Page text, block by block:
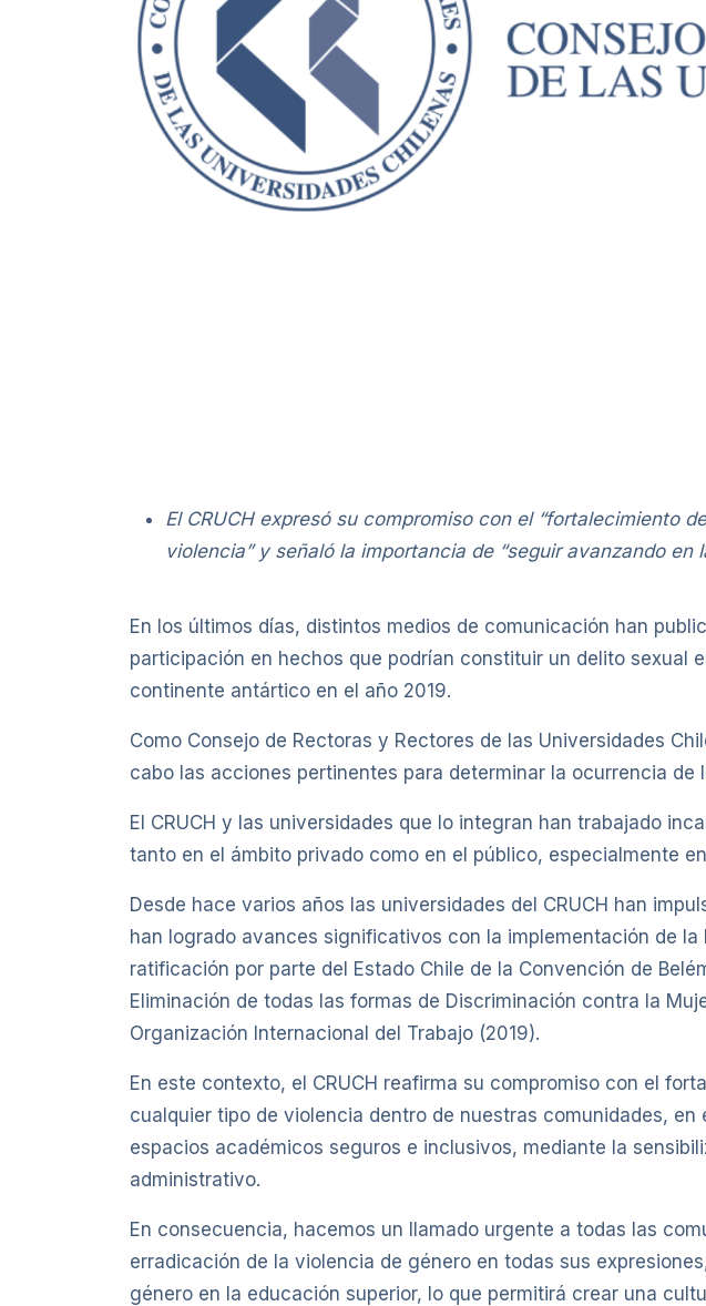
El CRUCH expresó su compromiso con el “fortalecimiento
violencia” y señaló la importancia de “seguir avanzando
En los últimos días, distintos medios de comunicación han
participación en hechos que podrían constituir un delito sexual
continente antártico en el año 2019.
Como Consejo de Rectoras y Rectores de las Universidades
cabo las acciones pertinentes para determinar la ocurrencia
El CRUCH y las universidades que lo integran han trabajado
tanto en el ámbito privado como en el público, especialmente
Desde hace varios años las universidades del CRUCH han
han logrado avances significativos con la implementación de
ratificación por parte del Estado Chile de la Convención de
Eliminación de todas las formas de Discriminación contra la
Organización Internacional del Trabajo (2019).
En este contexto, el CRUCH reafirma su compromiso con el
cualquier tipo de violencia dentro de nuestras comunidades,
espacios académicos seguros e inclusivos, mediante la
administrativo.
En consecuencia, hacemos un llamado urgente a todas las
erradicación de la violencia de género en todas sus
género en la educación superior, lo que permitirá crear una